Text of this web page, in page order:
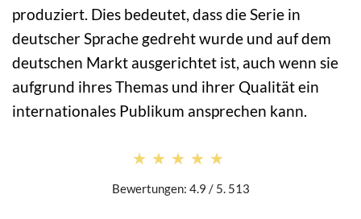
produziert. Dies bedeutet, dass die Serie in
deutscher Sprache gedreht wurde und auf dem
deutschen Markt ausgerichtet ist, auch wenn sie
aufgrund ihres Themas und ihrer Qualität ein
internationales Publikum ansprechen kann.
★★★★★
★★★★★
Bewertungen: 4.9 / 5. 513